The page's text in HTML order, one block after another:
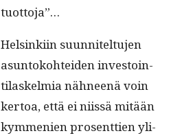
tuottoja”…
Helsinki­in suun­nitel­tu­jen
asun­toko­htei­den investoin­
ti­laskelmia näh­neenä voin
ker­toa, että ei niis­sä mitään
kym­me­nien pros­ent­tien yli­